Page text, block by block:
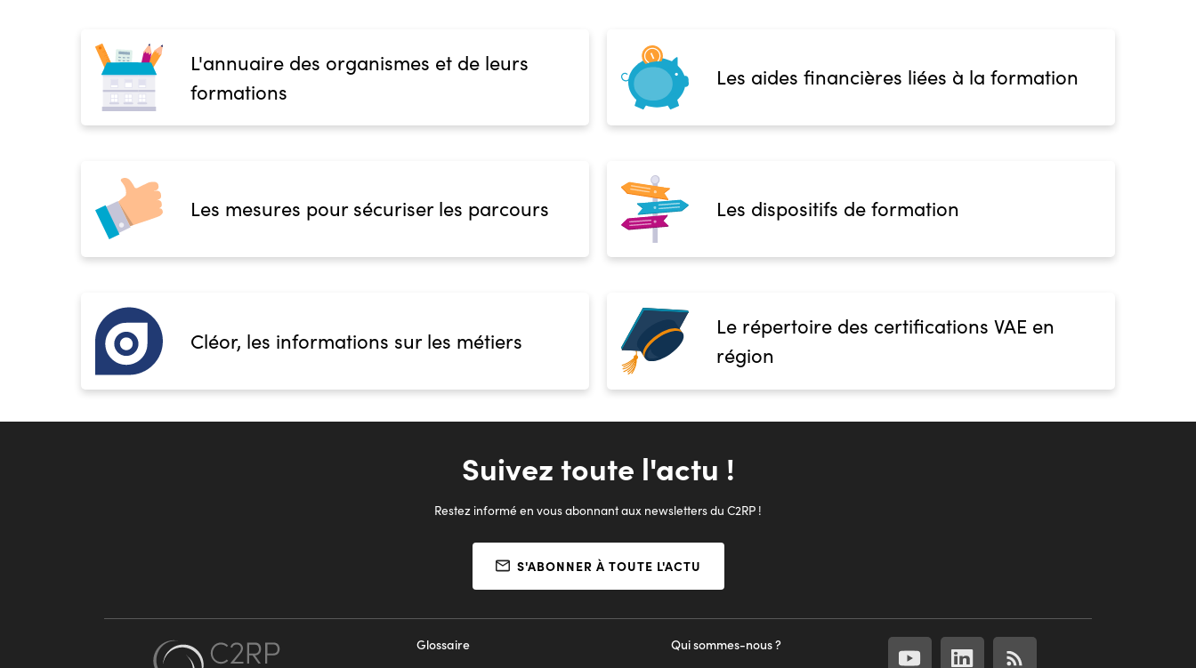
L'annuaire des organismes et de leurs
formations
Les aides financières liées à la formation
Les mesures pour sécuriser les parcours Les dispositifs de formation
Cléor, les informations sur les métiers
Le répertoire des certifications VAE en
région
Suivez toute l'actu !
Restez informé en vous abonnant aux newsletters du C2RP !
S'ABONNER À TOUTE L'ACTU
Qui sommes-nous ?
Glossaire